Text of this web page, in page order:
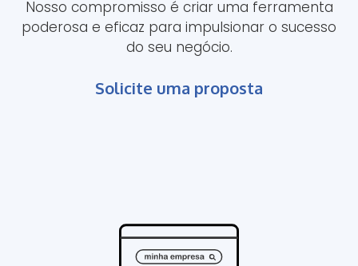
Nosso compromisso é criar uma ferramenta
poderosa e eficaz para impulsionar o sucesso
do seu negócio.
Solicite uma proposta